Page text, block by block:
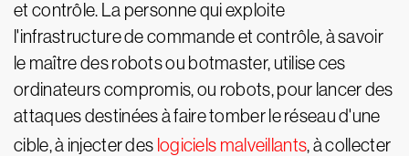
et contrôle. La personne qui exploite
l'infrastructure de commande et contrôle, à savoir
le maître des robots ou botmaster, utilise ces
ordinateurs compromis, ou robots, pour lancer des
attaques destinées à faire tomber le réseau d'une
cible, à injecter des logiciels malveillants, à collecter